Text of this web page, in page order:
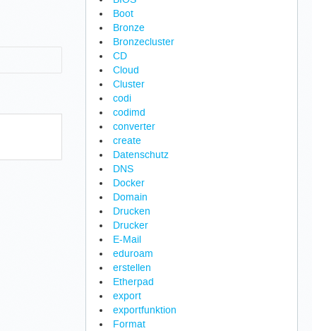
Boot
Bronze
Bronzecluster
CD
Cloud
Cluster
codi
codimd
converter
create
Datenschutz
DNS
Docker
Domain
Drucken
Drucker
E-Mail
eduroam
erstellen
Etherpad
export
exportfunktion
Format